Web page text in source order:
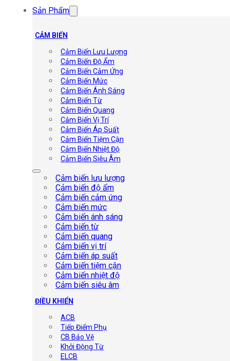
Sản Phẩm
CẢM BIẾN
Cảm Biến Lưu Lượng
Cảm Biến Độ Ẩm
Cảm Biến Cảm Ứng
Cảm Biến Mức
Cảm Biến Ánh Sáng
Cảm Biến Từ
Cảm Biến Quang
Cảm Biến Vị Trí
Cảm Biến Áp Suất
Cảm Biến Tiệm Cận
Cảm Biến Nhiệt Độ
Cảm Biến Siêu Âm
Cảm biến lưu lượng
Cảm biến độ ẩm
Cảm biến cảm ứng
Cảm biến mức
Cảm biến ánh sáng
Cảm biến từ
Cảm biến quang
Cảm biến vị trí
Cảm biến áp suất
Cảm biến tiệm cận
Cảm biến nhiệt độ
Cảm biến siêu âm
ĐIỀU KHIỂN
ACB
Tiếp Điểm Phụ
CB Bảo Vệ
Khởi Động Từ
ELCB